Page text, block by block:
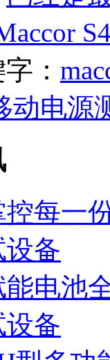
：
动电源
控每一
备
电池
备